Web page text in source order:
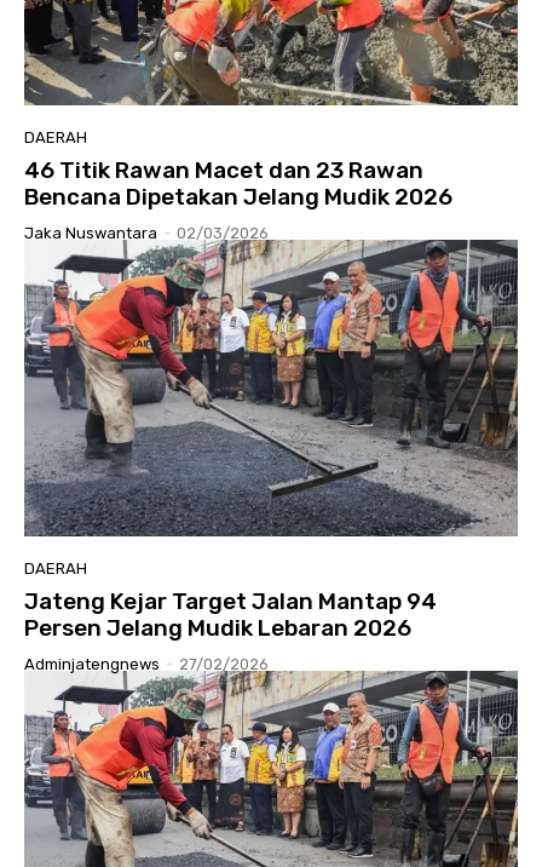
DAERAH
46 Titik Rawan Macet dan 23 Rawan
Bencana Dipetakan Jelang Mudik 2026
Jaka Nuswantara - 02/03/2026
DAERAH
Jateng Kejar Target Jalan Mantap 94
Persen Jelang Mudik Lebaran 2026
Adminjatengnews - 27/02/2026